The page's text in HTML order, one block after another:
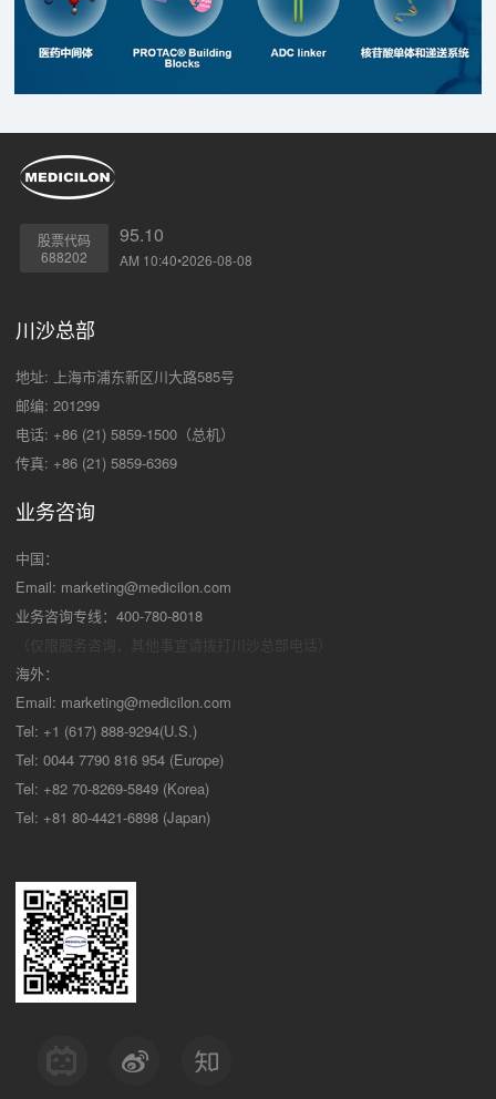
股票代码
688202
95.10
AM 10:40•2026-08-08
川沙总部
地址: 上海市浦东新区川大路585号
邮编: 201299
电话: +86 (21) 5859-1500（总机）
传真: +86 (21) 5859-6369
业务咨询
中国：
Email: marketing@medicilon.com
业务咨询专线：400-780-8018
海外：
Email: marketing@medicilon.com
Tel: +1 (617) 888-9294(U.S.)
Tel: 0044 7790 816 954 (Europe)
Tel: +82 70-8269-5849 (Korea)
Tel: +81 80-4421-6898 (Japan)